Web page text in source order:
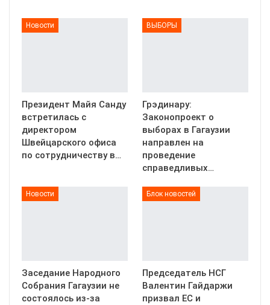
Новости
Президент Майя Санду
встретилась с
директором
Швейцарского офиса
по сотрудничеству в…
ВЫБОРЫ
Грэдинару:
Законопроект о
выборах в Гагаузии
направлен на
проведение
справедливых…
Новости
Заседание Народного
Собрания Гагаузии не
состоялось из-за
Блок новостей
Председатель НСГ
Валентин Гайдаржи
призвал ЕС и